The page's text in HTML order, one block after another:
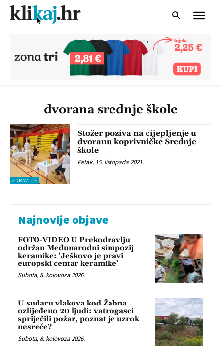
dvorana srednje škole
ZDRAVLJE
Stožer poziva na cijepljenje u
dvoranu koprivničke Srednje
škole
Petak, 15. listopada 2021.
Najnovije objave
FOTO-VIDEO U Prekodravlju
održan Međunarodni simpozij
keramike: ‘Ješkovo je pravi
europski centar keramike’
Subota, 8. kolovoza 2026.
U sudaru vlakova kod Žabna
ozlijeđeno 20 ljudi: vatrogasci
spriječili požar, poznat je uzrok
nesreće?
Subota, 8. kolovoza 2026.